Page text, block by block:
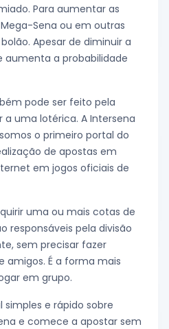
Para aumentar as
Sena ou em outras
Apesar de diminuir a
aumenta a probabilidade
pode ser feito pela
a uma lotérica. A Intersena
o primeiro portal do
de apostas em
em jogos oficiais de
uma ou mais cotas de
responsáveis pela divisão
sem precisar fazer
amigos. É a forma mais
em grupo.
e rápido sobre
e comece a apostar sem